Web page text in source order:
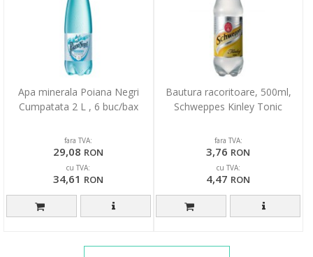
Apa minerala Poiana Negri
Cumpatata 2 L , 6 buc/bax
fara TVA:
29,08 RON
cu TVA:
34,61 RON
Bautura racoritoare, 500ml,
Schweppes Kinley Tonic
fara TVA:
3,76 RON
cu TVA:
4,47 RON